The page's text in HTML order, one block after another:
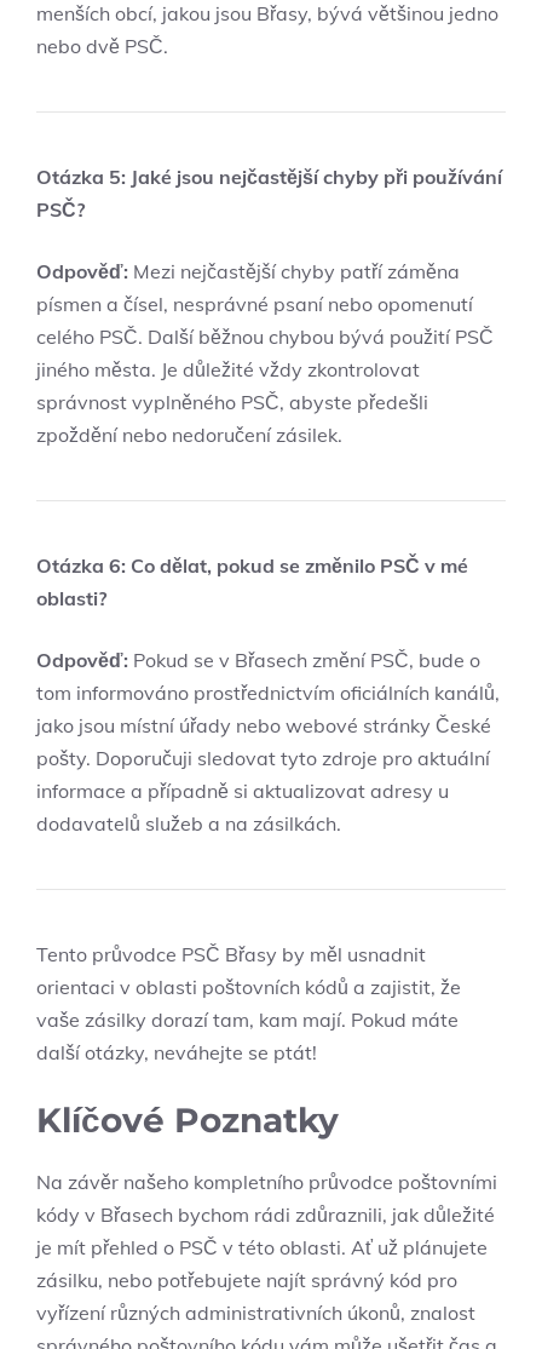
menších obcí, jakou jsou Břasy, bývá většinou jedno
nebo dvě PSČ.
Otázka‍ 5: Jaké jsou nejčastější chyby při používání
PSČ?
Odpověď: Mezi nejčastější chyby patří záměna
písmen a čísel, nesprávné‍ psaní nebo opomenutí
celého PSČ. Další běžnou chybou bývá použití PSČ
jiného města. Je důležité vždy zkontrolovat
správnost vyplněného PSČ, ⁢abyste předešli
zpoždění nebo⁤ nedoručení zásilek.
Otázka 6: Co dělat, pokud ⁣se změnilo PSČ v ⁣mé
oblasti?
Odpověď: Pokud se v Břasech změní PSČ, bude⁢ o
tom ‍informováno‌ prostřednictvím oficiálních kanálů,
jako jsou místní úřady nebo webové stránky České
pošty.⁤ Doporučuji sledovat tyto zdroje pro aktuální
informace a ⁣případně si aktualizovat adresy u
dodavatelů služeb⁤ a​ na zásilkách.
Tento průvodce PSČ⁣ Břasy by měl usnadnit
orientaci​ v oblasti ⁣poštovních kódů a zajistit, že
vaše ​zásilky dorazí tam, kam mají. ⁤Pokud máte
další otázky,‍ neváhejte se ptát!
Klíčové Poznatky
Na závěr našeho kompletního průvodce poštovními⁢
kódy v Břasech bychom rádi zdůraznili, jak⁣ důležité
je ​mít přehled o PSČ v ‍této oblasti. ⁢Ať už plánujete
zásilku, ⁣nebo ​potřebujete⁢ najít ​správný‍ kód pro
vyřízení různých ⁣administrativních úkonů, znalost